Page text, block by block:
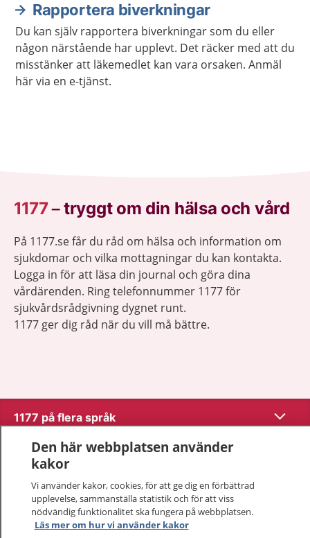
Rapportera biverkningar
Du kan själv rapportera biverkningar som du eller
någon närstående har upplevt. Det räcker med att du
misstänker att läkemedlet kan vara orsaken. Anmäl
här via en e-tjänst.
1177–tryggt om din hälsa och vård
På 1177.se får du råd om hälsa och information om
sjukdomar och vilka mottagningar du kan kontakta.
Logga in för att läsa din journal och göra dina
vårdärenden. Ring telefonnummer 1177 för
sjukvårdsrådgivning dygnet runt.
1177 ger dig råd när du vill må bättre.
1177 på flera språk Visa
Om 1177
Kontakt
Den här webbplatsen använder
kakor
Vi använder kakor, cookies, för att ge dig en förbättrad
upplevelse, sammanställa statistik och för att viss
nödvändig funktionalitet ska fungera på webbplatsen.
Läs mer om hur vi använder kakor